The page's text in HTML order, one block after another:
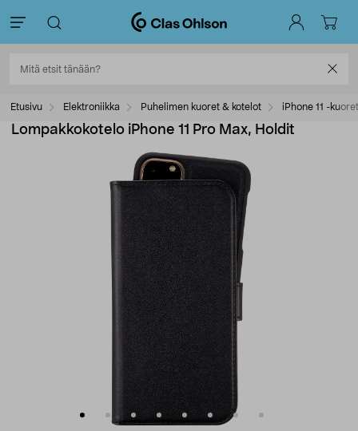
Etusivu Elektroniikka Puhelimen kuoret & kotelot iPhone 11 -kuoret
Lompakkokotelo iPhone 11 Pro Max, Holdit